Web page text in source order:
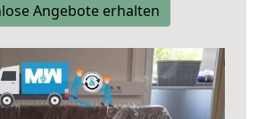
Angebote erhalten